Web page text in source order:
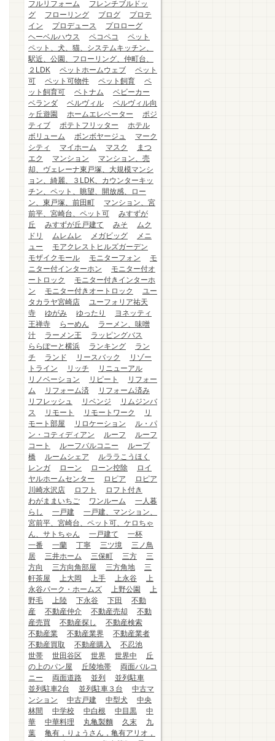
フルリフォーム
フレンチブルドッ
グ
フローリング ブログ
プロテ
イン
プロデュース
プロローグ
ヘーベルハウス
ペコペコ
ペット
ペット、犬、猫、システムキッチン、
駅近、公園、フローリング、仲町台、
２LDK
ペットホームウェブ
ペット
可
ペット可物件 ペット飼育
ペ
ット飼育可
ベトナム
ベビーカー
ベランダ
ベルヴィル
ベルヴィル向
ヶ丘遊園
ホームエレベーター
ポジ
ティブ
ポテトフリッター
ホテル
ボリューム
ボンボヤージュ
マーク
シティ
マイホーム マスク
まつ
エク
マンション
マンション、売
却、ヴェレーナ東戸塚、大規模マンシ
ョン、綺麗、３LDK、カウンターキッ
チン、ペット、眺望、開放感、ロー
ン、東戸塚、前田町
マンション、宮
前平、宮崎台、ペット可
みすずが
丘
みすずが丘戸建て みそ
ムク
ドリ
ムレムレ メガビッグ
メニ
ュー
モアクレストヒルズガーデン
モザイクモール
モニターフォン
モ
ニター付インターホン
モニター付オ
ートロック
モニター付きインターホ
ン
モニター付きオートロック
ユー
タカラヤ宮崎店
ユーフォリア祐天
寺
ゆがみ ゆったり
ヨネッティ
王禅寺
らーめん
ラーメン、味噌
汁
ラーメン王
ラッピングバス
ららぽーと横浜
ランキング
ラン
チ
ランド リースバック
リゾー
トライン
リッチ
リニューアル
リノベーション
リピート
リフォー
ム
リフォーム済
リフォーム済み
リフレッシュ
リベンジ
リムジンバ
ス
リモート リモートワーク
リ
モート部屋
リロケーション
ル・パ
ン・コティディアン
ルーフ
ルーフ
コート
ルーフバルコニー
ループ
橋
ルームシェア
ルララこうほく
レンガ
ローン ローン控除
ロイ
ヤルホームセンター
ロピア
ロピア
川崎水沢店
ロフト
ロフト付き
わがままいちご
ワンルーム
一人暮
らし
一戸建
一戸建、マンション、
宮前平、宮崎台、ペット可、ケロちゃ
ん、サトちゃん
一戸建て
一杯
一番
一蘭 丁寧 三ツ境
三ノ鳥
居
三井ホーム 三保町 三方
三
方向
三方向角部屋 三方角地
三
軒茶屋
上大岡 上手 上永谷
上
永谷パーク・ホームズ
上野公園
上
野毛
上陸 下永谷 下田
不動
産
不動産仲介 不動産売却
不動
産売買
不動産探し
不動産検索
不動産業
不動産業界
不動産業者
不動産買取
不動産購入
不忍池
世帯
世田谷区 世界 世界中
丘
の上のパン屋
丘陵地帯
両面バルコ
ニー
両面道路 並列
並列駐車
並列駐車2台
並列駐車３台
中古マ
ンション
中古戸建 中型犬
中央
林間
中学校 中白根 中目黒
中
華
中華料理 丸亀製麵 久末
九
葉
亀有，りょうさん，亀有アリオ，